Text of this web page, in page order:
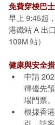
免費穿梭巴
早上 9:45起
港鐵站 A 出
109M 站）
健康與安全
申請
得優先
場門票。
根據香